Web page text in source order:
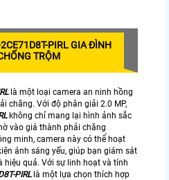
2CE71D8T-PIRLGIA ĐÌNH
TRỘM
là một loại camera an ninh hồng
chăng. Với độ phân giải 2.0 MP,
không chỉ mang lại hình ảnh sắc
vào giá thành phải chăng
minh, camera này có thể hoạt
ánh sáng yếu, giúp bạn giám sát
hiệu quả. Với sự linh hoạt và tính
PIRLlà một lựa chọn thích hợp